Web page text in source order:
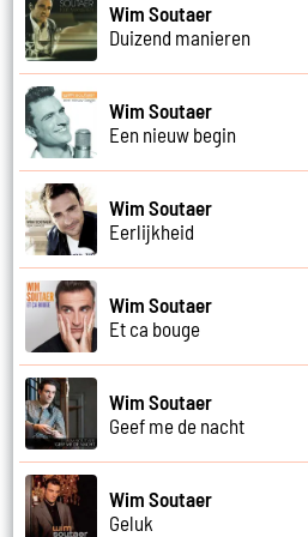
Wim Soutaer
Duizend manieren
Wim Soutaer
Een nieuw begin
Wim Soutaer
Eerlijkheid
Wim Soutaer
Et ca bouge
Wim Soutaer
Geef me de nacht
Wim Soutaer
Geluk